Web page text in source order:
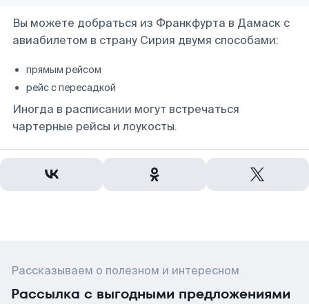
Вы можете добраться из Франкфурта в Дамаск с
авиабилетом в страну Сирия двумя способами:
прямым рейсом
рейс с пересадкой
Иногда в расписании могут встречаться
чартерные рейсы и лоукосты.
Рассказываем о полезном и интересном
Рассылка с выгодными предложениями